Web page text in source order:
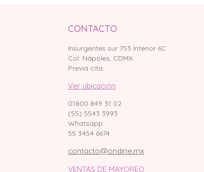
CONTACTO
Insurgentes sur 753 Interior 6C
Col. Nápoles, CDMX.
Previa cita.
Ver ubicación
01800 849 31 02
(55) 5543 3993
Whatsapp
55 3454 6674
contacto@ondine.mx
VENTAS DE MAYOREO